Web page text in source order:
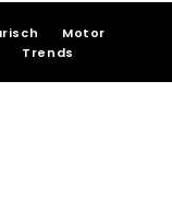
Motor
Trends